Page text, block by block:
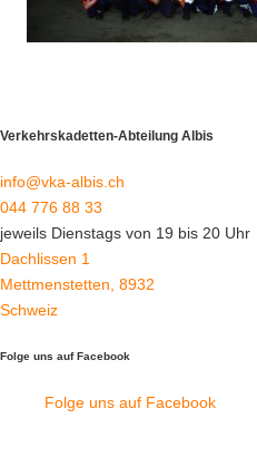
Verkehrskadetten-Abteilung Albis
info@vka-albis.ch
044 776 88 33
jeweils Dienstags von 19 bis 20 Uhr
Dachlissen 1
Mettmenstetten 8932
Schweiz
Folge uns auf Facebook
Folge uns auf Facebook